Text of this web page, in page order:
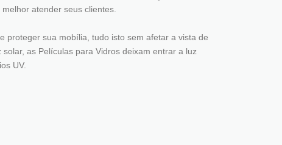
atender seus clientes.
proteger sua mobília, tudo isto sem afetar a vista de
as Películas para Vidros deixam entrar a luz
UV.